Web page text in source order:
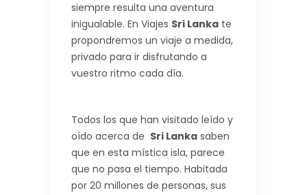
siempre resulta una aventura
inigualable. En Viajes Sri Lanka te
propondremos un viaje a medida,
privado para ir disfrutando a
vuestro ritmo cada día.
Todos los que han visitado leído y
oído acerca de Sri Lanka saben
que en esta mística isla, parece
que no pasa el tiempo. Habitada
por 20 millones de personas, sus